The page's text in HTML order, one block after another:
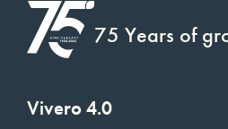
75 Years of
Vivero 4.0